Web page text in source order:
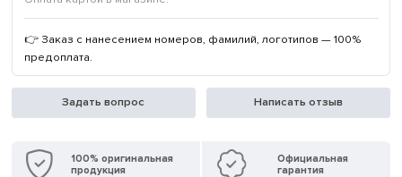
👉 Заказ с нанесением номеров, фамилий, логотипов — 100%
предоплата.
Задать вопрос Написать отзыв
100% оригинальная
продукция
Официальная
гарантия